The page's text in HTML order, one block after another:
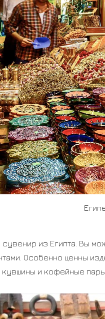
сувенир из Египта. Вы
Особенно ценны
кувшины и кофейные